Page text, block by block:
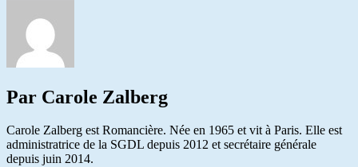
Par Carole Zalberg
Carole Zalberg est Romancière. Née en 1965 et vit à Paris. Elle est
administratrice de la SGDL depuis 2012 et secrétaire générale
depuis juin 2014.